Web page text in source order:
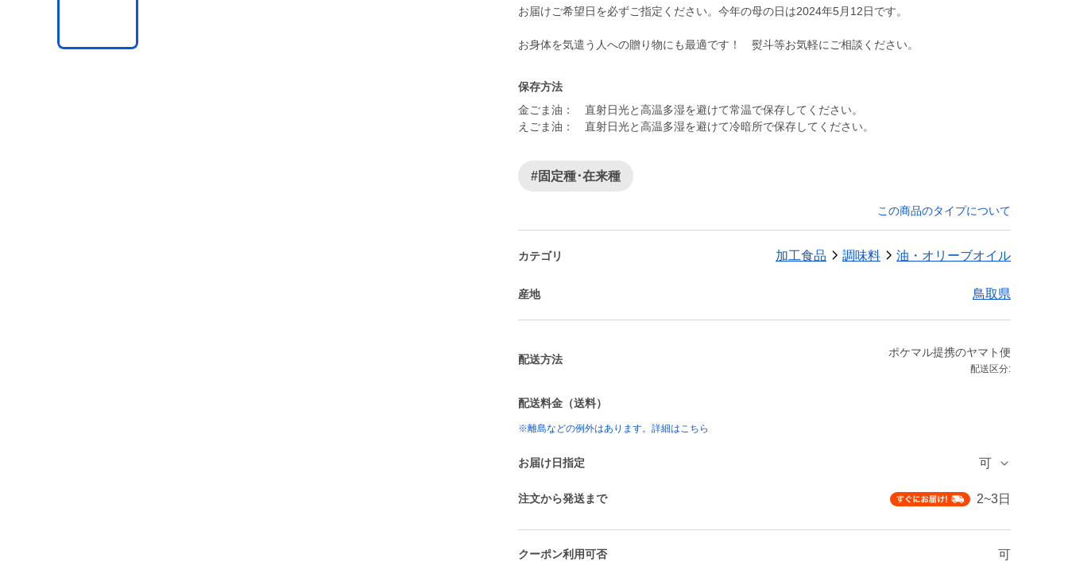
お届けご希望日を必ずご指定ください。今年の母の日は2024年5月12日です。
お身体を気遣う人への贈り物にも最適です！ 熨斗等お気軽にご相談ください。
保存方法
金ごま油： 直射日光と高温多湿を避けて常温で保存してください。
えごま油： 直射日光と高温多湿を避けて冷暗所で保存してください。
#固定種･在来種
この商品のタイプについて
カテゴリ 加工食品 調味料 油・オリーブオイル
産地 鳥取県
配送方法
ポケマル提携のヤマト便
配送区分:
配送料金（送料）
※離島などの例外はあります。詳細はこちら
お届け日指定 可
注文から発送まで 2~3日
クーポン利用可否 可